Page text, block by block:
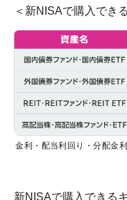
＜新NISAで購入でき
金利・配当利回り・分配金
新NISAで購入できる